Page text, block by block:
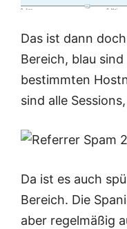
Das ist dann
Bereich, blau
bestimmten
sind alle
Da ist es auch
Bereich. Die
aber regelmäßig